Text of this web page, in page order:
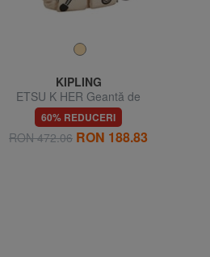
KIPLING
ETSU K HER Geantă de
umăr
60% REDUCERI
RON 472.06 RON 188.83